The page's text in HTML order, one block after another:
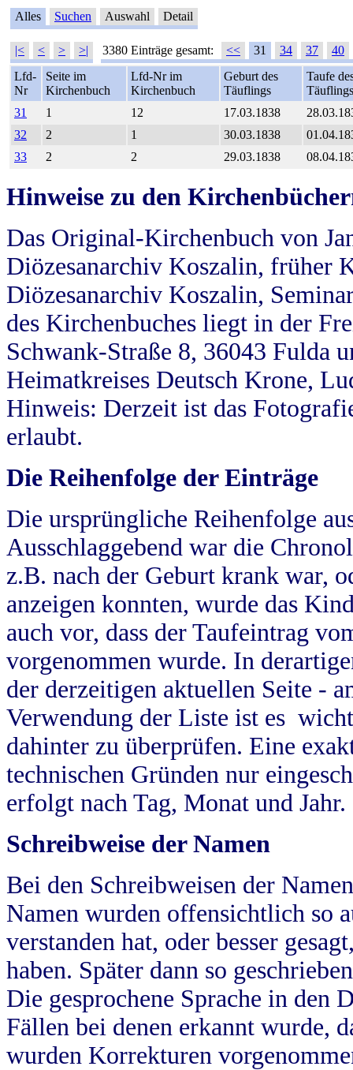
Alles Suchen Auswahl Detail
|< < > >| 3380 Einträge gesamt: << 31 34 37
40
Lfd-
Nr
Seite im
Kirchenbuch
Lfd-Nr im
Kirchenbuch
Geburt des
Täuflings
Taufe
Täuflings
31
1 12 17.03.1838
32
2 1 30.03.1838
33
2 2 29.03.1838
Hinweise zu den
Das Original-Kirchenbuch von
Diözesanarchiv Koszalin, früher
Diözesanarchiv Koszalin,
des Kirchenbuches liegt in der
Schwank-Straße 8, 36043 Fulda
Heimatkreises Deutsch Krone,
Hinweis: Derzeit ist das
erlaubt.
Die Reihenfolge der Einträge
Die ursprüngliche Reihenfolge
Ausschlaggebend war die
z.B. nach der Geburt krank war,
anzeigen konnten, wurde das
auch vor, dass der Taufeintrag
vorgenommen wurde. In
der derzeitigen aktuellen Seite -
Verwendung der Liste ist es
dahinter zu überprüfen. Eine
technischen Gründen nur
erfolgt nach Tag, Monat und Jahr.
Schreibweise der Namen
Bei den Schreibweisen der
Namen wurden offensichtlich so
verstanden hat, oder besser
haben. Später dann so
Die gesprochene Sprache in
Fällen bei denen erkannt wurde,
wurden Korrekturen